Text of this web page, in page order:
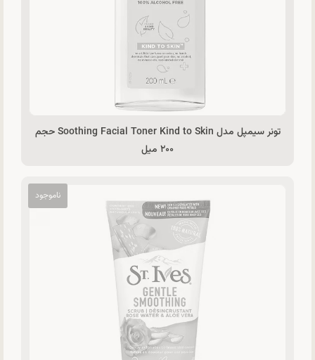
تونر سیمپل مدل Soothing Facial Toner Kind to Skin حجم
۲۰۰ میل